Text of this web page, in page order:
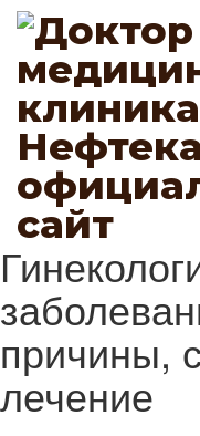
причины,
лечение